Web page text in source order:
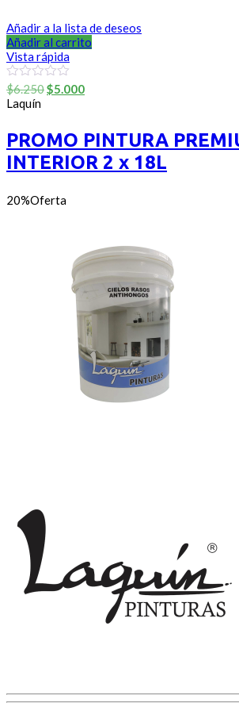
Añadir a la lista de deseos
Añadir al carrito
Vista rápida
0
out
of
$6.250El
era:
$6.250.
$5.000El
es:
$5.000.
Laquín
PROMO PINTURA
INTERIOR 2 x 18L
20%Oferta